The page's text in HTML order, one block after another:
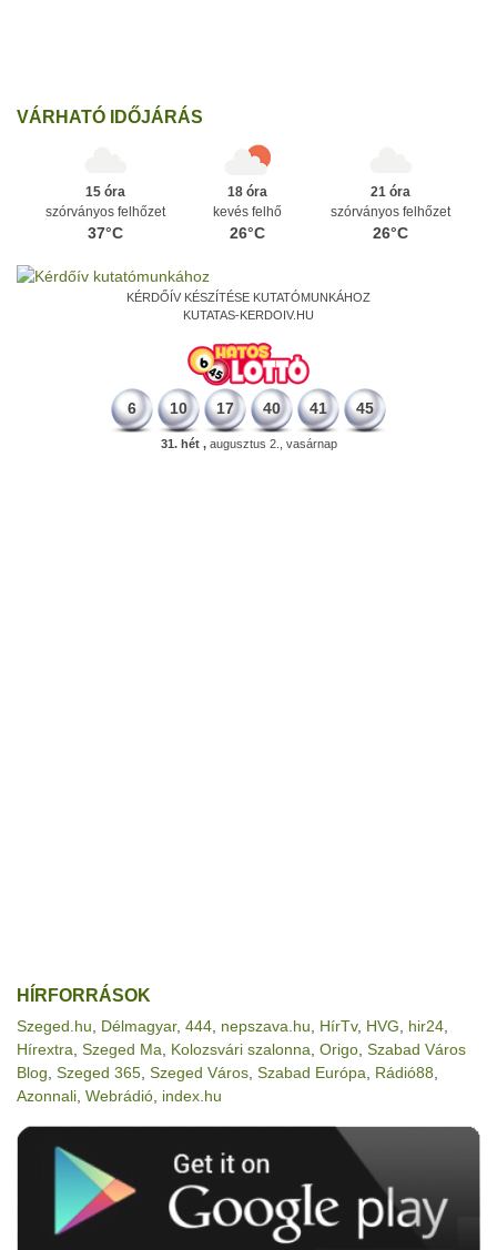
VÁRHATÓ IDŐJÁRÁS
15 óra
szórványos felhőzet
37°C
18 óra
kevés felhő
26°C
21 óra
szórványos felhőzet
26°C
KÉRDŐÍV KÉSZÍTÉSE KUTATÓMUNKÁHOZ
KUTATAS-KERDOIV.HU
6 10 17 40 41 45
31. hét ,augusztus 2., vasárnap
HÍRFORRÁSOK
Szeged.hu Délmagyar, 444 nepszava.hu HírTv, HVG hir24
Hírextra Szeged Ma Kolozsvári szalonna Origo Szabad Város
Blog Szeged 365 Szeged Város Szabad Európa Rádió88
Azonnali Webrádió index.hu